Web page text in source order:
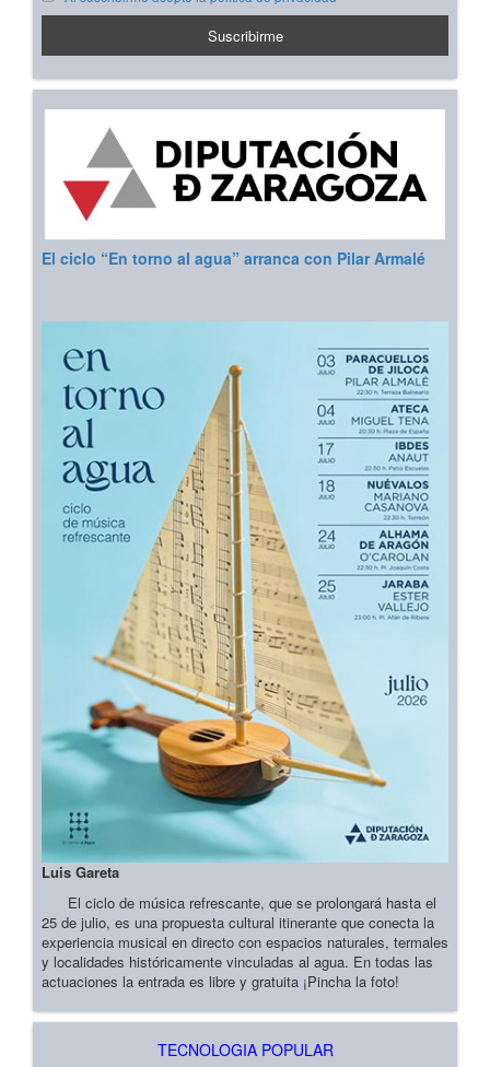
El ciclo “En torno al agua” arranca con Pilar Armalé
Luis Gareta
El ciclo de música refrescante, que se prolongará hasta el
25 de julio, es una propuesta cultural itinerante que conecta la
experiencia musical en directo con espacios naturales, termales
y localidades históricamente vinculadas al agua. En todas las
actuaciones la entrada es libre y gratuita ¡Pincha la foto!
TECNOLOGIA POPULAR